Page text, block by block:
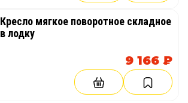
Кресло мягкое поворотное складное
в лодку
9 166 ₽